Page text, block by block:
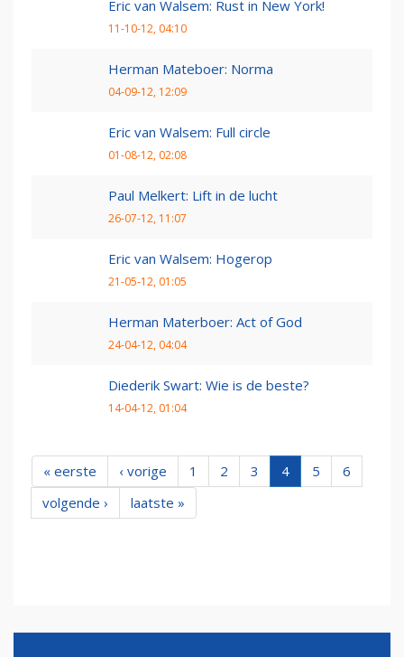
Eric van Walsem: Rust in New York!
11-10-12, 04:10
Herman Mateboer: Norma
04-09-12, 12:09
Eric van Walsem: Full circle
01-08-12, 02:08
Paul Melkert: Lift in de lucht
26-07-12, 11:07
Eric van Walsem: Hogerop
21-05-12, 01:05
Herman Materboer: Act of God
24-04-12, 04:04
Diederik Swart: Wie is de beste?
14-04-12, 01:04
« eerste ‹ vorige 1 2 3 4 5
6
volgende ›
laatste »